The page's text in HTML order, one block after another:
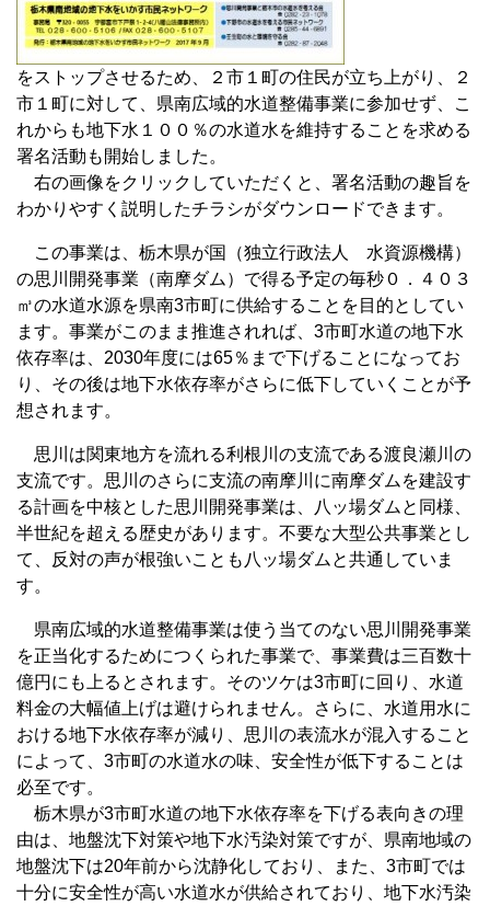
をストップさせるため、２市１町の住民が立ち上がり、２
市１町に対して、県南広域的水道整備事業に参加せず、こ
れからも地下水１００％の水道水を維持することを求める
署名活動も開始しました。
右の画像をクリックしていただくと、署名活動の趣旨を
わかりやすく説明したチラシがダウンロードできます。
この事業は、栃木県が国（独立行政法人 水資源機構）
の思川開発事業（南摩ダム）で得る予定の毎秒０．４０３
㎥の水道水源を県南3市町に供給することを目的としてい
ます。事業がこのまま推進されれば、3市町水道の地下水
依存率は、2030年度には65％まで下げることになってお
り、その後は地下水依存率がさらに低下していくことが予
想されます。
思川は関東地方を流れる利根川の支流である渡良瀬川の
支流です。思川のさらに支流の南摩川に南摩ダムを建設す
る計画を中核とした思川開発事業は、八ッ場ダムと同様、
半世紀を超える歴史があります。不要な大型公共事業とし
て、反対の声が根強いことも八ッ場ダムと共通していま
す。
県南広域的水道整備事業は使う当てのない思川開発事業
を正当化するためにつくられた事業で、事業費は三百数十
億円にも上るとされます。そのツケは3市町に回り、水道
料金の大幅値上げは避けられません。さらに、水道用水に
おける地下水依存率が減り、思川の表流水が混入すること
によって、3市町の水道水の味、安全性が低下することは
必至です。
栃木県が3市町水道の地下水依存率を下げる表向きの理
由は、地盤沈下対策や地下水汚染対策ですが、県南地域の
地盤沈下は20年前から沈静化しており、また、3市町では
十分に安全性が高い水道水が供給されており、地下水汚染